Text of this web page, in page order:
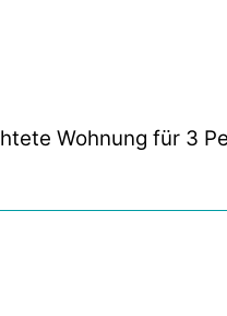
Wohnung für 3